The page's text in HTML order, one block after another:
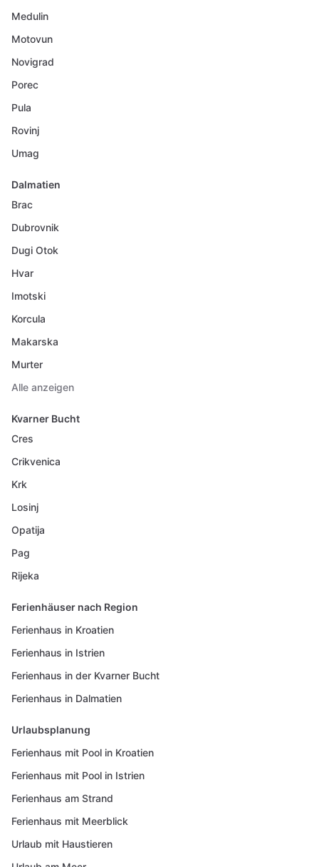
Medulin
Motovun
Novigrad
Porec
Pula
Rovinj
Umag
Dalmatien
Brac
Dubrovnik
Dugi Otok
Hvar
Imotski
Korcula
Makarska
Murter
Alle anzeigen
Kvarner Bucht
Cres
Crikvenica
Krk
Losinj
Opatija
Pag
Rijeka
Ferienhäuser nach Region
Ferienhaus in Kroatien
Ferienhaus in Istrien
Ferienhaus in der Kvarner Bucht
Ferienhaus in Dalmatien
Urlaubsplanung
Ferienhaus mit Pool in Kroatien
Ferienhaus mit Pool in Istrien
Ferienhaus am Strand
Ferienhaus mit Meerblick
Urlaub mit Haustieren